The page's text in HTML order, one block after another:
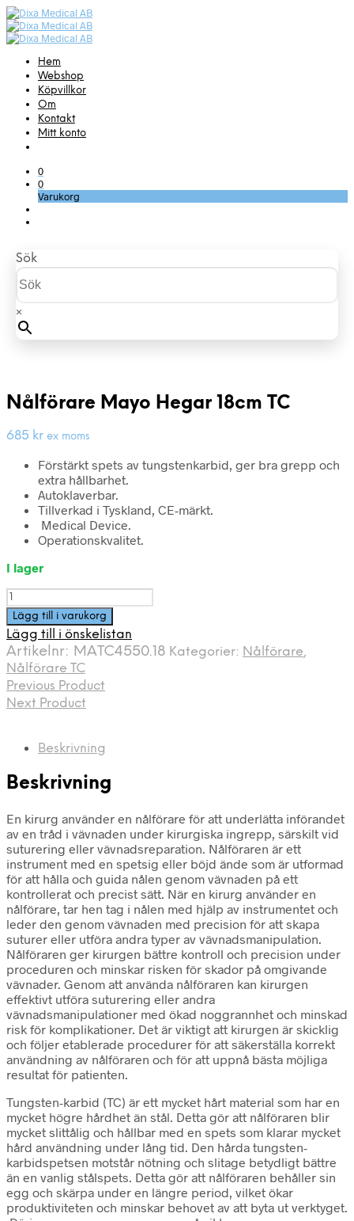
Hem
Webshop
Köpvillkor
Om
Kontakt
Mitt konto
0
0
Varukorg
Sök
×
Nålförare Mayo Hegar 18cm TC
685 kr ex moms
Förstärkt spets av tungstenkarbid, ger bra grepp och
extra hållbarhet.
Autoklaverbar.
Tillverkad i Tyskland, CE-märkt.
Medical Device.
Operationskvalitet.
I lager
Nålförare
Mayo
Hegar
18cm
TC
mängd
Lägg till i varukorg
Lägg till i önskelistan
Artikelnr: MATC4550.18 Kategorier: Nålförare,
Nålförare TC
Previous Product
Next Product
Beskrivning
Beskrivning
En kirurg använder en nålförare för att underlätta införandet
av en tråd i vävnaden under kirurgiska ingrepp, särskilt vid
suturering eller vävnadsreparation. Nålföraren är ett
instrument med en spetsig eller böjd ände som är utformad
för att hålla och guida nålen genom vävnaden på ett
kontrollerat och precist sätt. När en kirurg använder en
nålförare, tar hen tag i nålen med hjälp av instrumentet och
leder den genom vävnaden med precision för att skapa
suturer eller utföra andra typer av vävnadsmanipulation.
Nålföraren ger kirurgen bättre kontroll och precision under
proceduren och minskar risken för skador på omgivande
vävnader. Genom att använda nålföraren kan kirurgen
effektivt utföra suturering eller andra
vävnadsmanipulationer med ökad noggrannhet och minskad
risk för komplikationer. Det är viktigt att kirurgen är skicklig
och följer etablerade procedurer för att säkerställa korrekt
användning av nålföraren och för att uppnå bästa möjliga
resultat för patienten.
Tungsten-karbid (TC) är ett mycket hårt material som har en
mycket högre hårdhet än stål. Detta gör att nålföraren blir
mycket slittålig och hållbar med en spets som klarar mycket
hård användning under lång tid. Den hårda tungsten-
karbidspetsen motstår nötning och slitage betydligt bättre
än en vanlig stålspets. Detta gör att nålföraren behåller sin
egg och skärpa under en längre period, vilket ökar
produktiviteten och minskar behovet av att byta ut verktyget.